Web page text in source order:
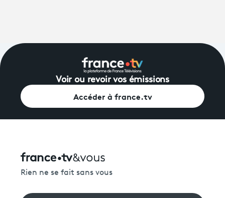
Voir ou revoir vos émissions
Accéder à france.tv
Rien ne se fait sans vous